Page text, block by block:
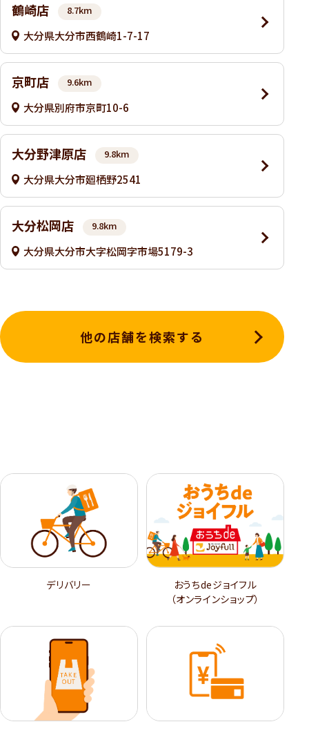
鶴崎店 8.7km
大分県大分市西鶴崎1-7-17
京町店 9.6km
大分県別府市京町10-6
大分野津原店 9.8km
大分県大分市廻栖野2541
大分松岡店 9.8km
大分県大分市大字松岡字市場5179-3
他の店舗を検索する
デリバリー
おうちdeジョイフル
（オンラインショップ）